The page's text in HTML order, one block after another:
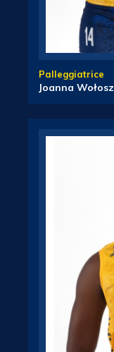
Palleggiatrice
Joanna Wołosz